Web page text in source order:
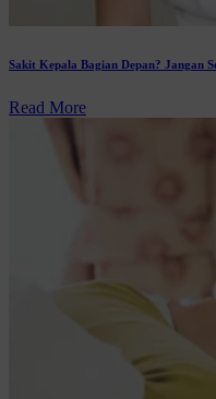
Sakit Kepala Bagian Depan? Jangan
Read More